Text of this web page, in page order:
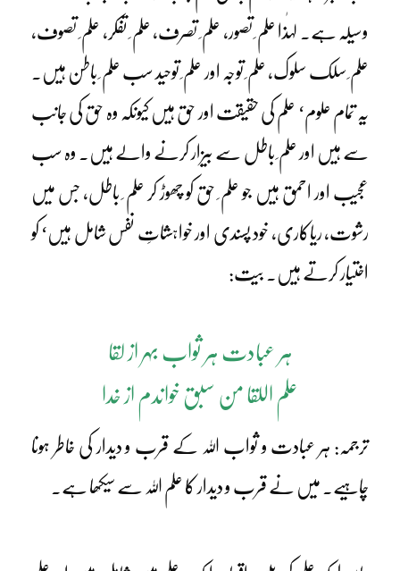
وسیلہ ہے۔ لہٰذا علم ِ تصور، علم ِ تصرف، علم ِ تفکر، علم ِ تصوف،
علم ِ سلک سلوک، علم ِ توجہ اور علم ِ توحید سب علم ِ باطن ہیں۔
یہ تمام علوم‘ علم کی حقیقت اور حق ہیں کیونکہ وہ حق کی جانب
سے ہیں اور علم ِ باطل سے بیزار کرنے والے ہیں۔ وہ سب
عجیب اور احمق ہیں جو علم ِ حق کو چھوڑ کر علم ِ باطل، جس میں
رشوت، ریاکاری، خود پسندی اور خواہشاتِ نفس شامل ہیں‘ کو
اختیار کرتے ہیں۔ بیت:
ہر عبادت ہر ثواب بہر از لقا
علم اللقا من سبق خواندم از خدا
ترجمہ: ہر عبادت و ثواب اللہ کے قرب و دیدار کی خاطر ہونا
چاہیے۔ میں نے قرب و دیدار کا علم اللہ سے سیکھا ہے۔